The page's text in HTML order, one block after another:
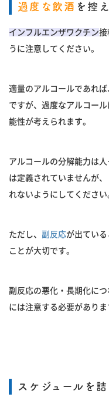
過度な飲酒 を控
インフルエンザワクチン接
うに注意してください。
適量のアルコールであれば
ですが、過度なアルコール
能性が考えられます。
アルコールの分解能力は
は定義されていませんが
れないようにしてください
ただし、 副反応が出てい
ことが大切です。
副反応の悪化・長期化に
には注意する必要がありま
スケジュールを